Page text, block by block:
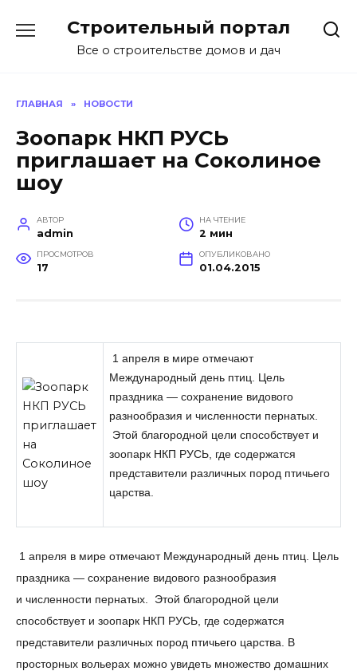
содержанию
Строительный портал
Все о строительстве домов и дач
ГЛАВНАЯ » НОВОСТИ
Зоопарк НКП РУСЬ
приглашает на Соколиное
шоу
АВТОР
admin
НА ЧТЕНИЕ
2 мин
ПРОСМОТРОВ
17
ОПУБЛИКОВАНО
01.04.2015
1 апреля в мире отмечают
Международный день птиц. Цель
праздника — сохранение видового
разнообразия и численности пернатых.
Этой благородной цели способствует и
зоопарк НКП РУСЬ, где содержатся
представители различных пород птичьего
царства.
1 апреля в мире отмечают Международный день птиц. Цель
праздника — сохранение видового разнообразия
и численности пернатых. Этой благородной цели
способствует и зоопарк НКП РУСЬ, где содержатся
представители различных пород птичьего царства. В
просторных вольерах можно увидеть множество домашних